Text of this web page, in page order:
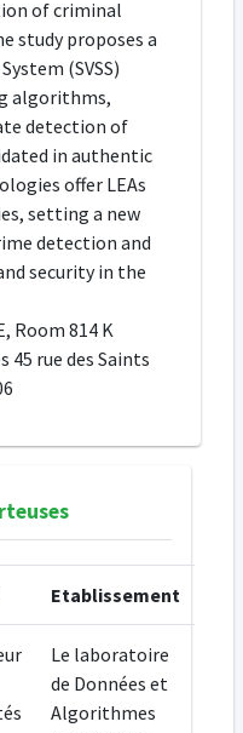
of criminal
study proposes a
(SVSS)
algorithms,
detection of
in authentic
offer LEAs
setting a new
detection and
security in the
Room 814 K
45 rue des Saints
Etablissement
Le laboratoire
de Données et
Algorithmes